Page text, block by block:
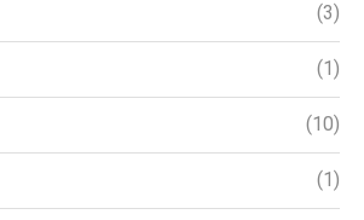
(3)
(1)
(10)
(1)